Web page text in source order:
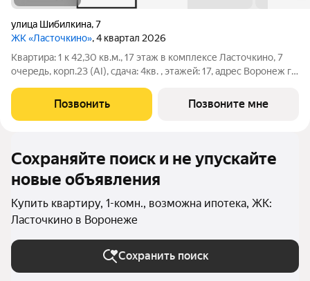
улица Шибилкина,7
ЖК «Ласточкино», 4 квартал 2026
Квартира: 1 к 42,30 кв.м., 17 этаж в комплексе Ласточкино, 7
очередь, корп.23 (АI), сдача: 4кв. , этажей: 17, адрес Воронеж г.,
Позвонить Позвоните мне
Сохраняйте поиск и не упускайте
новые объявления
Купить квартиру, 1-комн., возможна ипотека, ЖК:
Ласточкино в Воронеже
Сохранить поиск